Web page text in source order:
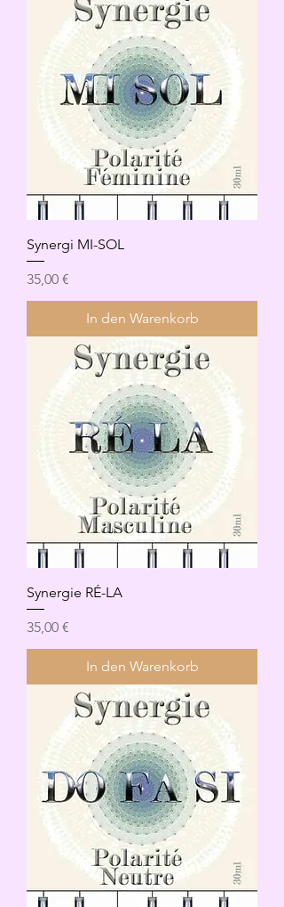
Synergi MI-SOL
Preis
35,00 €
In den Warenkorb
Synergie RÉ-LA
Preis
35,00 €
In den Warenkorb